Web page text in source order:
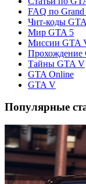
FAQ по
Чит-коды
Мир GTA 5
Миссии GTA
Прохождение
Тайны GTA V
GTA Online
GTA V
Популярные